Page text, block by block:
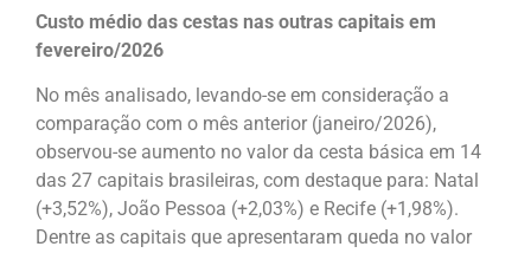
Custo médio das cestas nas outras capitais em
fevereiro/2026
No mês analisado, levando-se em consideração a
comparação com o mês anterior (janeiro/2026),
observou-se aumento no valor da cesta básica em 14
das 27 capitais brasileiras, com destaque para: Natal
(+3,52%), João Pessoa (+2,03%) e Recife (+1,98%).
Dentre as capitais que apresentaram queda no valor